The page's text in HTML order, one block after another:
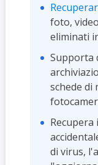
foto,
eliminati
Supporta
schede di
di virus,